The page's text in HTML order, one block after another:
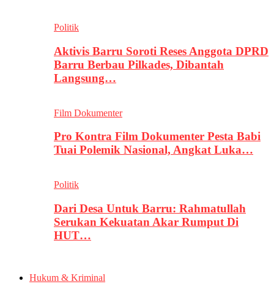
Politik
Aktivis Barru Soroti Reses Anggota DPRD
Barru Berbau Pilkades, Dibantah
Langsung…
Film Dokumenter
Pro Kontra Film Dokumenter Pesta Babi
Tuai Polemik Nasional, Angkat Luka…
Politik
Dari Desa Untuk Barru: Rahmatullah
Serukan Kekuatan Akar Rumput Di
HUT…
Hukum & Kriminal